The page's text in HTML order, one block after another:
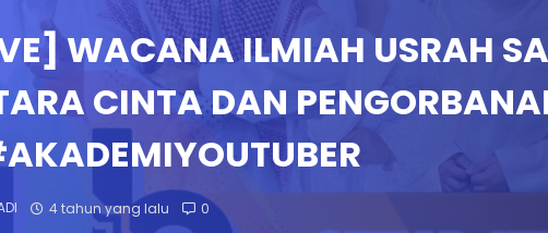
WACANA ILMIAH USRAH
CINTA DAN
4 tahun yang lalu 0